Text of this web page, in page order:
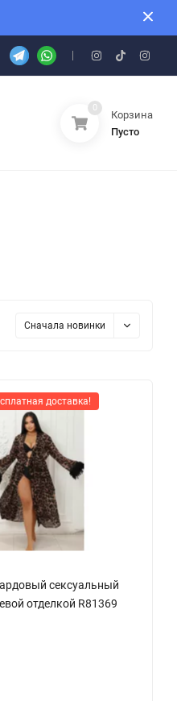
0
Корзина
Пусто
Сначала новинки
доставка!
сексуальный
отделкой R81369